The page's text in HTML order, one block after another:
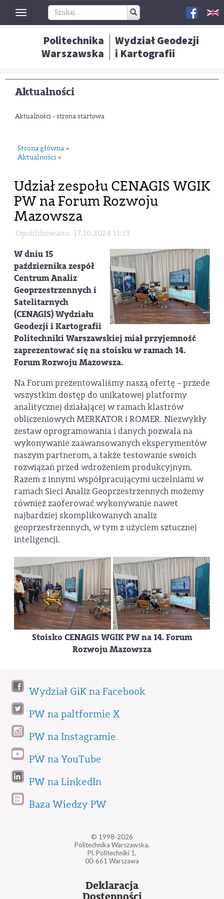
Toggle
navigation
Politechnika
Warszawska
Wydział Geodezji
i Kartografii
Aktualności
Aktualności - strona startowa
Strona główna »
Aktualności »
Udział zespołu CENAGIS WGIK
PW na Forum Rozwoju
Mazowsza
Opublikowano: 17.10.2024 11:13
W dniu 15
października zespół
Centrum Analiz
Geoprzestrzennych i
Satelitarnych
(CENAGIS) Wydziału
Geodezji i Kartografii
Politechniki Warszawskiej miał przyjemność
zaprezentować się na stoisku w ramach 14.
Forum Rozwoju Mazowsza.
Na Forum prezentowaliśmy naszą ofertę – przede
wszystkim dostęp do unikatowej platformy
analitycznej działającej w ramach klastrów
obliczeniowych MERKATOR i ROMER. Niezwykły
zestaw oprogramowania i danych pozwala na
wykonywanie zaawansowanych eksperymentów
naszym partnerom, a także testowanie swoich
rozwiązań przed wdrożeniem produkcyjnym.
Razem z innymi współpracującymi uczelniami w
ramach Sieci Analiz Geoprzestrzennych możemy
również zaoferować wykonywanie nawet
najbardziej skomplikowanych analiz
geoprzestrzennych, w tym z użyciem sztucznej
inteligencji.
Stoisko CENAGIS WGIK PW na 14. Forum
Rozwoju Mazowsza
Wydział GiK na Facebook
PW na paltformie X
PW na Instagramie
PW na YouTube
PW na LinkedIn
Baza Wiedzy PW
© 1998-2026
Politechnika Warszawska,
Pl. Politechniki 1,
00-661 Warszawa
Deklaracja